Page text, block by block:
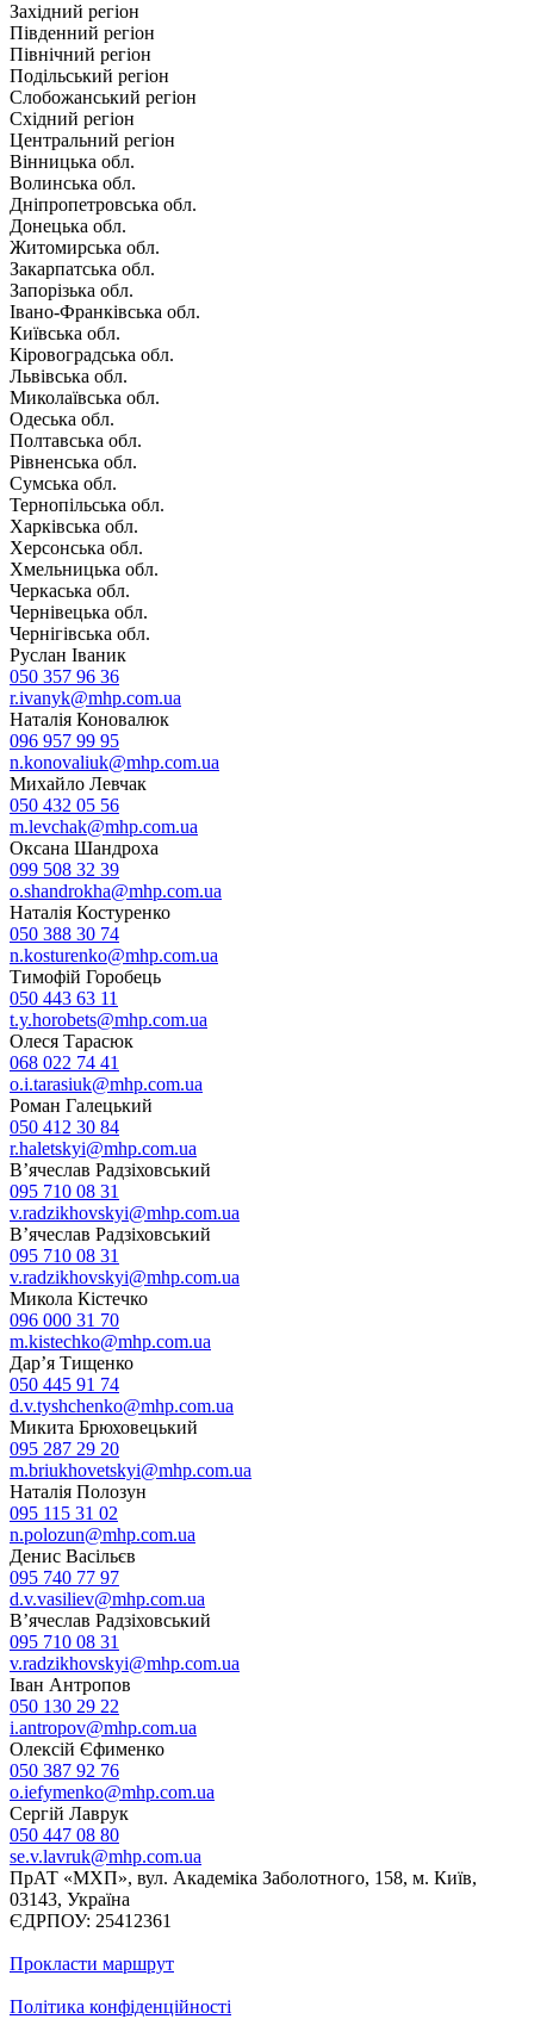
Західний регіон
Південний регіон
Північний регіон
Подільський регіон
Слобожанський регіон
Східний регіон
Центральний регіон
Вінницька обл.
Волинська обл.
Дніпропетровська обл.
Донецька обл.
Житомирська обл.
Закарпатська обл.
Запорізька обл.
Івано-Франківська обл.
Київська обл.
Кіровоградська обл.
Львівська обл.
Миколаївська обл.
Одеська обл.
Полтавська обл.
Рівненська обл.
Сумська обл.
Тернопільська обл.
Харківська обл.
Херсонська обл.
Хмельницька обл.
Черкаська обл.
Чернівецька обл.
Чернігівська обл.
Руслан Іваник
050 357 96 36
r.ivanyk@mhp.com.ua
Наталія Коновалюк
096 957 99 95
n.konovaliuk@mhp.com.ua
Михайло Левчак
050 432 05 56
m.levchak@mhp.com.ua
Оксана Шандроха
099 508 32 39
o.shandrokha@mhp.com.ua
Наталія Костуренко
050 388 30 74
n.kosturenko@mhp.com.ua
Тимофій Горобець
050 443 63 11
t.y.horobets@mhp.com.ua
Олеся Тарасюк
068 022 74 41
o.i.tarasiuk@mhp.com.ua
Роман Галецький
050 412 30 84
r.haletskyi@mhp.com.ua
В’ячеслав Радзіховський
095 710 08 31
v.radzikhovskyi@mhp.com.ua
В’ячеслав Радзіховський
095 710 08 31
v.radzikhovskyi@mhp.com.ua
Микола Кістечко
096 000 31 70
m.kistechko@mhp.com.ua
Дар’я Тищенко
050 445 91 74
d.v.tyshchenko@mhp.com.ua
Микита Брюховецький
095 287 29 20
m.briukhovetskyi@mhp.com.ua
Наталія Полозун
095 115 31 02
n.polozun@mhp.com.ua
Денис Васільєв
095 740 77 97
d.v.vasiliev@mhp.com.ua
В’ячеслав Радзіховський
095 710 08 31
v.radzikhovskyi@mhp.com.ua
Іван Антропов
050 130 29 22
i.antropov@mhp.com.ua
Олексій Єфименко
050 387 92 76
o.iefymenko@mhp.com.ua
Сергій Лаврук
050 447 08 80
se.v.lavruk@mhp.com.ua
ПрАТ «МХП», вул. Академіка Заболотного, 158, м. Київ,
03143, Україна
ЄДРПОУ: 25412361
Прокласти маршрут
Політика конфіденційності